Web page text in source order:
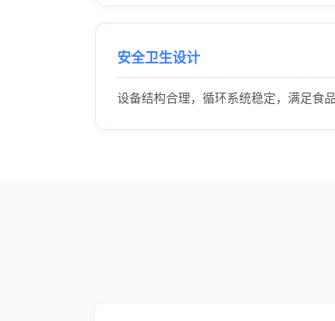
安全卫生设计
设备结构合理，循环系统稳定，满足食